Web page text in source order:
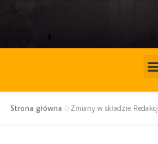
Strona główna »Zmiany w składzie